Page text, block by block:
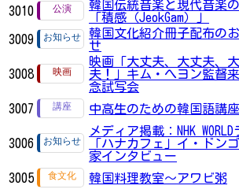
3010
韓国伝統音楽と現代音楽
「積感（JeokGam）」
3009
韓国文化紹介冊子配布の
せ
3008
映画「大丈夫、大丈夫、
夫！」キム・へヨン監督
念試写会
3007 中高生のための韓国語講
3006
メディア掲載：NHK
「ハナカフェ」イ・ドン
家インタビュー
3005 韓国料理教室～アワビ粥